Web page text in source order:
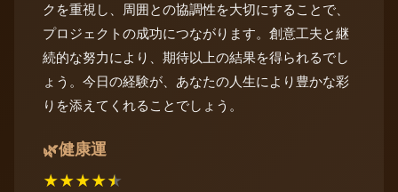
クを重視し、周囲との協調性を大切にすることで、
プロジェクトの成功につながります。創意工夫と継
続的な努力により、期待以上の結果を得られるでし
ょう。今日の経験が、あなたの人生により豊かな彩
りを添えてくれることでしょう。
🌿健康運
★★★★★